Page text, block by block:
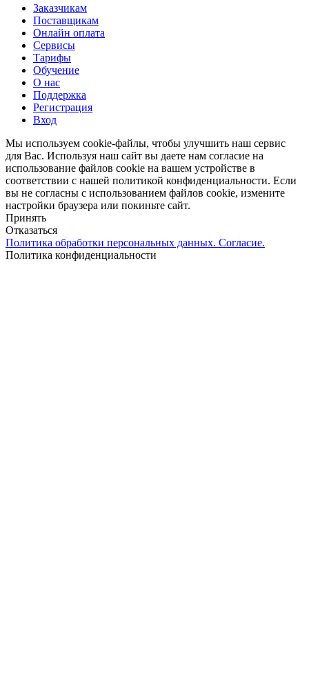
Close
Menu
Заказчикам
Поставщикам
Онлайн оплата
Сервисы
Тарифы
Обучение
О нас
Поддержка
Регистрация
Вход
Мы используем cookie-файлы, чтобы улучшить наш сервис
для Вас. Используя наш сайт вы даете нам согласие на
использование файлов cookie на вашем устройстве в
соответствии с нашей политикой конфиденциальности. Если
вы не согласны с использованием файлов cookie, измените
настройки браузера или покиньте сайт.
Принять
Отказаться
Политика обработки персональных данных. Согласие.
Политика конфиденциальности